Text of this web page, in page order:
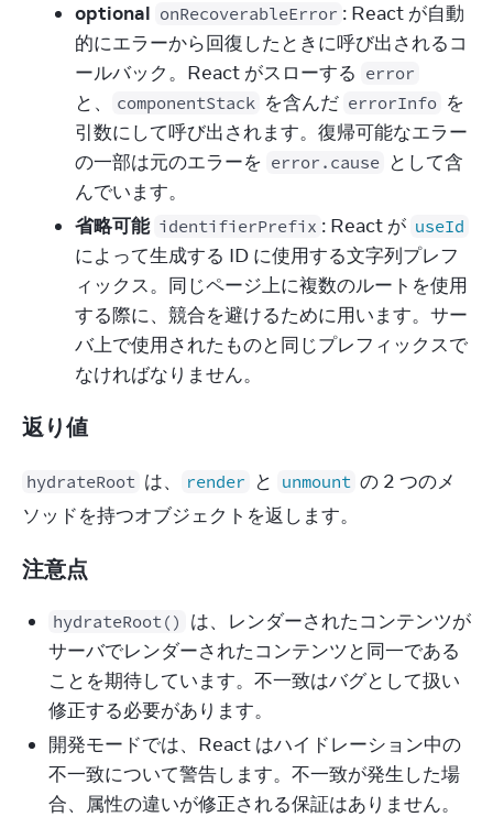
optional onRecoverableError : React が自動
的にエラーから回復したときに呼び出されるコ
ールバック。React がスローする error
と、 componentStack を含んだ errorInfo を
引数にして呼び出されます。復帰可能なエラー
の一部は元のエラーを error.cause として含
んでいます。
省略可能 identifierPrefix : React が useId
によって生成する ID に使用する文字列プレフ
ィックス。同じページ上に複数のルートを使用
する際に、競合を避けるために用います。サー
バ上で使用されたものと同じプレフィックスで
なければなりません。
返り値
hydrateRoot は、 render と unmount の 2 つのメ
ソッドを持つオブジェクトを返します。
注意点
hydrateRoot()
は、レンダーされたコンテンツが
サーバでレンダーされたコンテンツと同一である
ことを期待しています。不一致はバグとして扱い
修正する必要があります。
開発モードでは、React はハイドレーション中の
不一致について警告します。不一致が発生した場
合、属性の違いが修正される保証はありません。